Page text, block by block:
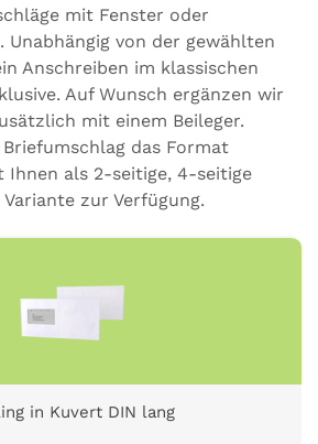
mit Fenster oder
von der gewählten
Anschreiben im klassischen
Auf Wunsch ergänzen wir
mit einem Beileger.
das Format
Ihnen als 2-seitige, 4-seitige
zur Verfügung.
in Kuvert DIN lang